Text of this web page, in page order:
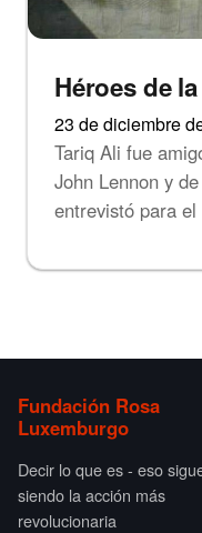
Héroes de
23 de diciembre
Tariq Ali fue
John Lennon y
entrevistó para
Fundación Rosa
Luxemburgo
Decir lo que es - eso
siendo la acción más
revolucionaria